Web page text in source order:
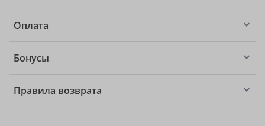
Оплата
Бонусы
Правила возврата